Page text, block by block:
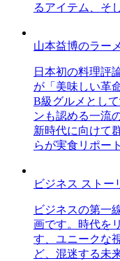
るアイテム、そ
山本益博のラー
日本初の料理評
が「美味しい革
B級グルメとし
ンも認める一流
新時代に向けて
らが実食リポー
ビジネス ストー
ビジネスの第一
画です。時代を
す、ユニークな
ど、混迷する未